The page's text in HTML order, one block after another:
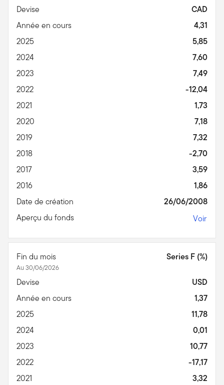
Devise
CAD
Année en cours
4,31
2025
5,85
2024
7,60
2023
7,49
2022
-12,04
2021
1,73
2020
7,18
2019
7,32
2018
-2,70
2017
3,59
2016
1,86
Date de création
26/06/2008
Aperçu du fonds
Voir
Fin du mois
Au 30/06/2026
Series F (%)
Devise
USD
Année en cours
1,37
2025
11,78
2024
0,01
2023
10,77
2022
-17,17
2021
3,32